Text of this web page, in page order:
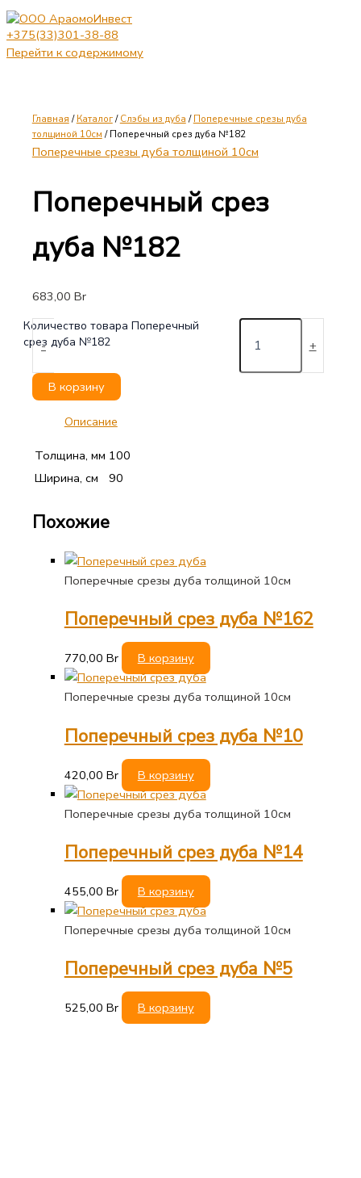
+375(33)301-38-88
Перейти к содержимому
Главная /Каталог/Слэбы из дуба /Поперечные срезы дуба
толщиной 10см / Поперечный срез дуба №182
Поперечные срезы дуба толщиной 10см
Поперечный срез
дуба №182
683,00 Br
-
Количество товара Поперечный
срез дуба №182
+
В корзину
Описание
Толщина, мм 100
Ширина, см
90
Похожие
Поперечные срезы дуба толщиной 10см
Поперечный срез дуба №162
770,00 Br В корзину
Поперечные срезы дуба толщиной 10см
Поперечный срез дуба №10
420,00 Br В корзину
Поперечные срезы дуба толщиной 10см
Поперечный срез дуба №14
455,00 Br В корзину
Поперечные срезы дуба толщиной 10см
Поперечный срез дуба №5
525,00 Br В корзину